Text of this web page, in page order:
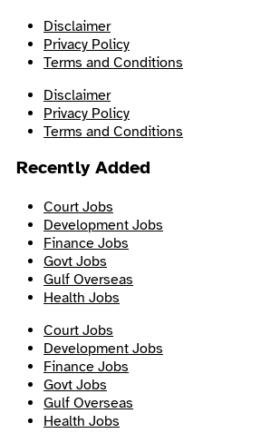
Disclaimer
Privacy Policy
Terms and Conditions
Disclaimer
Privacy Policy
Terms and Conditions
Recently Added
Court Jobs
Development Jobs
Finance Jobs
Govt Jobs
Gulf Overseas
Health Jobs
Court Jobs
Development Jobs
Finance Jobs
Govt Jobs
Gulf Overseas
Health Jobs